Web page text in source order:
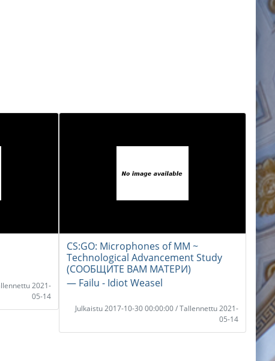
2021-
05-14
CS:GO: Microphones of MM ~
Technological Advancement Study
(СООБЩИТЕ ВАМ МАТЕРИ)
― Failu - Idiot Weasel
Julkaistu 2017-10-30 00:00:00 / Tallennettu 2021-
05-14